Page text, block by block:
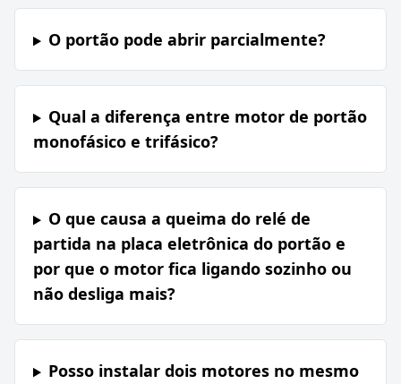
O portão pode abrir parcialmente?
Qual a diferença entre motor de portão
monofásico e trifásico?
O que causa a queima do relé de
partida na placa eletrônica do portão e
por que o motor fica ligando sozinho ou
não desliga mais?
Posso instalar dois motores no mesmo